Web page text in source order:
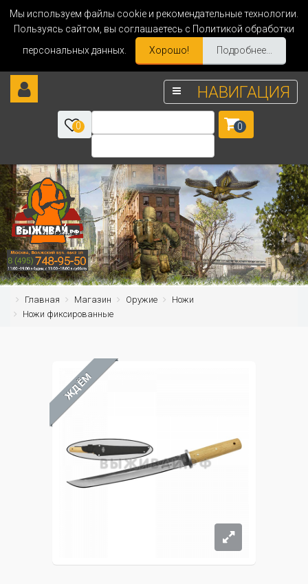
Мы используем файлы cookie и рекомендательные технологии.
Пользуясь сайтом, вы соглашаетесь с Политикой обработки
персональных данных.
Хорошо! Подробнее...
НАВИГАЦИЯ
0 0
Главная Магазин Оружие
Ножи
Ножи фиксированные
ЖДЁМ